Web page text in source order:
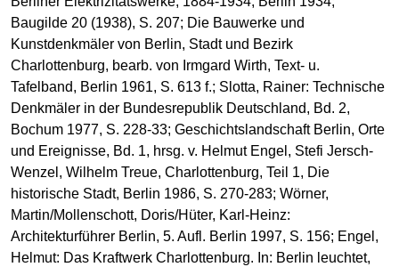
Baugilde 20 (1938), S. 207; Die Bauwerke und
Kunstdenkmäler von Berlin, Stadt und Bezirk
Charlottenburg, bearb. von Irmgard Wirth, Text- u.
Tafelband, Berlin 1961, S. 613 f.; Slotta, Rainer: Technische
Denkmäler in der Bundesrepublik Deutschland, Bd. 2,
Bochum 1977, S. 228-33; Geschichtslandschaft Berlin, Orte
und Ereignisse, Bd. 1, hrsg. v. Helmut Engel, Stefi Jersch-
Wenzel, Wilhelm Treue, Charlottenburg, Teil 1, Die
historische Stadt, Berlin 1986, S. 270-283; Wörner,
Martin/Mollenschott, Doris/Hüter, Karl-Heinz:
Architekturführer Berlin, 5. Aufl. Berlin 1997, S. 156; Engel,
Helmut: Das Kraftwerk Charlottenburg. In: Berlin leuchtet,